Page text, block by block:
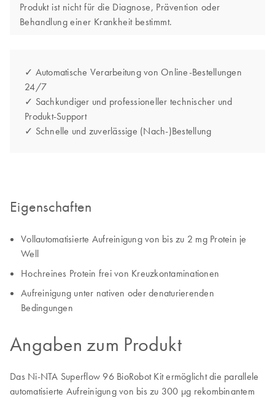
Produkt ist nicht für die Diagnose, Prävention oder
Behandlung einer Krankheit bestimmt.
✓ Automatische Verarbeitung von Online-Bestellungen
24/7
✓ Sachkundiger und professioneller technischer und
Produkt-Support
✓ Schnelle und zuverlässige (Nach-)Bestellung
Eigenschaften
Vollautomatisierte Aufreinigung von bis zu 2 mg Protein je
Well
Hochreines Protein frei von Kreuzkontaminationen
Aufreinigung unter nativen oder denaturierenden
Bedingungen
Angaben zum Produkt
Das Ni-NTA Superflow 96 BioRobot Kit ermöglicht die parallele
automatisierte Aufreinigung von bis zu 300 µg rekombinantem